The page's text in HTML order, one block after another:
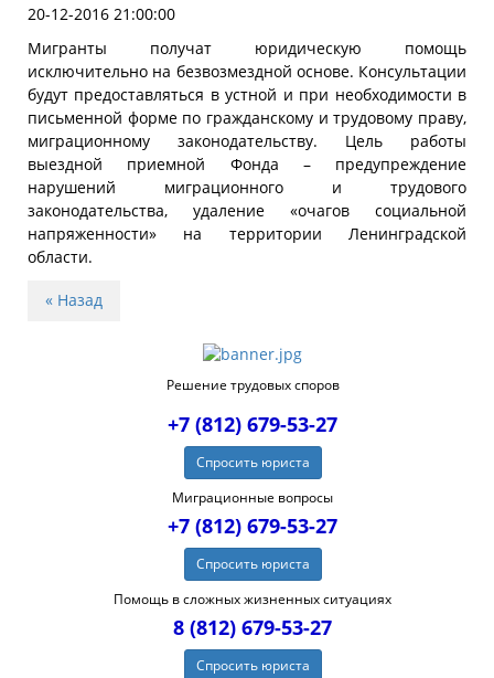
20-12-2016 21:00:00
Мигранты получат юридическую помощь
исключительно на безвозмездной основе. Консультации
будут предоставляться в устной и при необходимости в
письменной форме по гражданскому и трудовому праву,
миграционному законодательству. Цель работы
выездной приемной Фонда – предупреждение
нарушений миграционного и трудового
законодательства, удаление «очагов социальной
напряженности» на территории Ленинградской
области.
« Назад
Решение трудовых споров
+7 (812) 679-53-27
Спросить юриста
Миграционные вопросы
+7 (812) 679-53-27
Спросить юриста
Помощь в сложных жизненных ситуациях
8 (812) 679-53-27
Спросить юриста